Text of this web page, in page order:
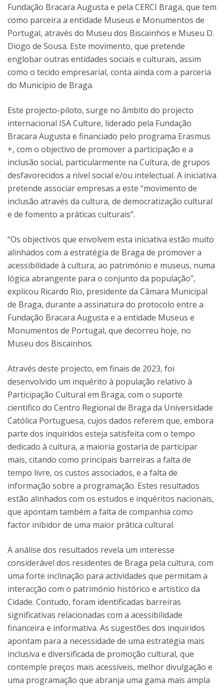
Fundação Bracara Augusta e pela CERCI Braga, que tem
como parceira a entidade Museus e Monumentos de
Portugal, através do Museu dos Biscainhos e Museu D.
Diogo de Sousa. Este movimento, que pretende
englobar outras entidades sociais e culturais, assim
como o tecido empresarial, conta ainda com a parceria
do Município de Braga.
Este projecto-piloto, surge no âmbito do projecto
internacional ISA Culture, liderado pela Fundação
Bracara Augusta e financiado pelo programa Erasmus
+, com o objectivo de promover a participação e a
inclusão social, particularmente na Cultura, de grupos
desfavorecidos a nível social e/ou intelectual. A iniciativa
pretende associar empresas a este “movimento de
inclusão através da cultura, de democratização cultural
e de fomento a práticas culturais”.
“Os objectivos que envolvem esta iniciativa estão muito
alinhados com a estratégia de Braga de promover a
acessibilidade à cultura, ao património e museus, numa
lógica abrangente para o conjunto da população”,
explicou Ricardo Rio, presidente da Câmara Municipal
de Braga, durante a assinatura do protocolo entre a
Fundação Bracara Augusta e a entidade Museus e
Monumentos de Portugal, que decorreu hoje, no
Museu dos Biscainhos.
Através deste projecto, em finais de 2023, foi
desenvolvido um inquérito à população relativo à
Participação Cultural em Braga, com o suporte
cientifico do Centro Regional de Braga da Universidade
Católica Portuguesa, cujos dados referem que, embora
parte dos inquiridos esteja satisfeita com o tempo
dedicado à cultura, a maioria gostaria de participar
mais, citando como principais barreiras a falta de
tempo livre, os custos associados, e a falta de
informação sobre a programação. Estes resultados
estão alinhados com os estudos e inquéritos nacionais,
que apontam também a falta de companhia como
factor inibidor de uma maior prática cultural.
A análise dos resultados revela um interesse
considerável dos residentes de Braga pela cultura, com
uma forte inclinação para actividades que permitam a
interacção com o património histórico e artístico da
Cidade. Contudo, foram identificadas barreiras
significativas relacionadas com a acessibilidade
financeira e informativa. As sugestões dos inquiridos
apontam para a necessidade de uma estratégia mais
inclusiva e diversificada de promoção cultural, que
contemple preços mais acessíveis, melhor divulgação e
uma programação que abranja uma gama mais ampla